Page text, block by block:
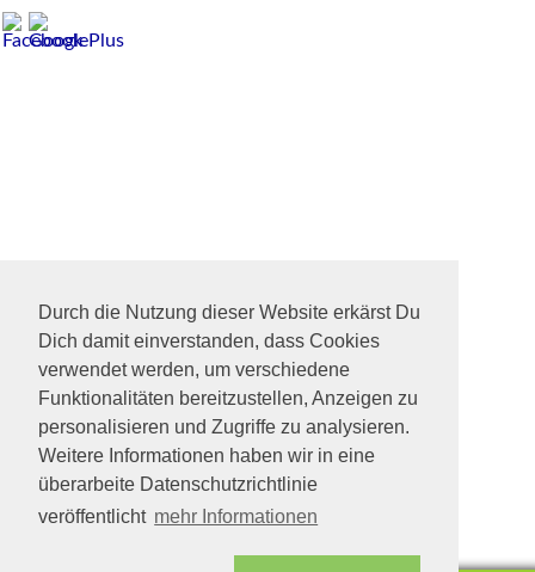
Durch die Nutzung dieser Website erkärst Du
Dich damit einverstanden, dass Cookies
verwendet werden, um verschiedene
Funktionalitäten bereitzustellen, Anzeigen zu
personalisieren und Zugriffe zu analysieren.
Weitere Informationen haben wir in eine
überarbeite Datenschutzrichtlinie
veröffentlicht mehr Informationen